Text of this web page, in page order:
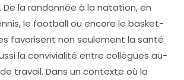
la randonnée à la natation, en
le football ou encore le basket-
favorisent non seulement la santé
la convivialité entre collègues au-
travail. Dans un contexte où la